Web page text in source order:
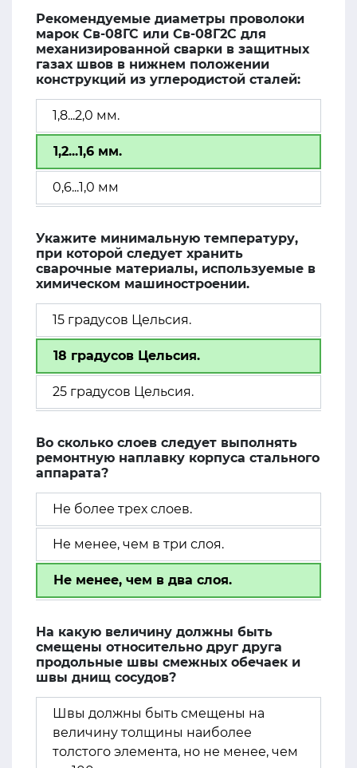
Рекомендуемые диаметры проволоки
марок Св-08ГС или Св-08Г2С для
механизированной сварки в защитных
газах швов в нижнем положении
конструкций из углеродистой сталей:
1,8...2,0 мм.
1,2...1,6 мм.
0,6...1,0 мм
Укажите минимальную температуру,
при которой следует хранить
сварочные материалы, используемые в
химическом машиностроении.
15 градусов Цельсия.
18 градусов Цельсия.
25 градусов Цельсия.
Во сколько слоев следует выполнять
ремонтную наплавку корпуса стального
аппарата?
Не более трех слоев.
Не менее, чем в три слоя.
Не менее, чем в два слоя.
На какую величину должны быть
смещены относительно друг друга
продольные швы смежных обечаек и
швы днищ сосудов?
Швы должны быть смещены на
величину толщины наиболее
толстого элемента, но не менее, чем